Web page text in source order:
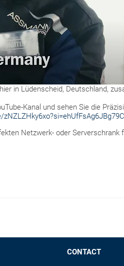
in Lüdenscheid, Deutschland,
Kanal und sehen Sie die
Netzwerk- oder Serverschrank
CONTACT